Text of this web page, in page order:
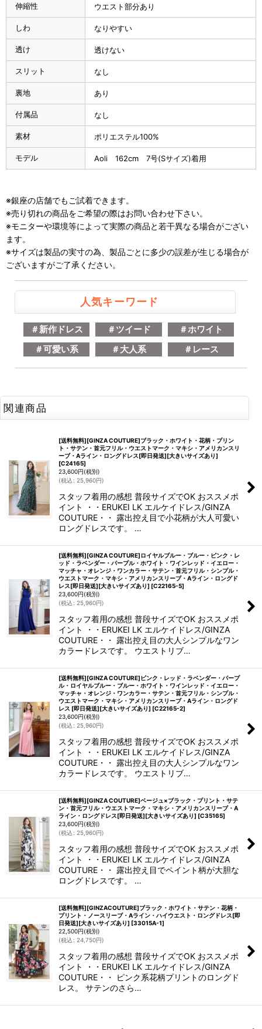
伸縮性 ウエスト部分あり
しわ なりやすい
透け 透けない
スリット なし
裏地 あり
付属品 なし
素材 ポリエステル100%
モデル Aoli 162cm 7号(Sサイズ)着用
※銀座の店舗でもご試着できます。
※売り切れの商品をご希望の際はお問い合わせ下さい。
※モニターや環境等によって実際の商品と若干異なる場合がござい
ます。
※サイズは製品の実寸の為、製品ごとに多少の誤差が生じる場合が
ございますがご了承ください。
人気キーワード
＃新作ドレス ＃ツイード
＃ホワイト
＃可愛い系
＃大人系 ＃レース
関連商品
[送料無料][GINZA COUTURE]ブラック・ホワイト・花柄・プリン
ト・サテン・首元フリル・ウエストマーク・マキシ・アメリカンスリ
ーブ・Aライン・ロングドレス[即日発送][大きいサイズあり]
[C24165]
23,600円(税別)
(税込 : 25,960円)
スタッフ着用の感想 普段サイズでOK おススメポ
イント ・・ERUKEI LK エルケイドレス/GINZA
COUTURE・・ 露出控え目で小花柄が大人可愛い
ロングドレスです。 …
[送料無料][GINZA COUTURE]ロイヤルブルー・ブルー・ピンク・レ
ッド・ラベンダー・パープル・ホワイト・ワインレッド・イエロー・
マッチャ・オレンジ・ワンカラー・サテン・首元フリル・シンプル・
ウエストマーク・マキシ・アメリカンスリーブ・Aライン・ロングド
レス[即日発送][大きいサイズあり] [C22165-5]
23,600円(税別)
(税込 : 25,960円)
スタッフ着用の感想 普段サイズでOK おススメポ
イント ・・ERUKEI LK エルケイドレス/GINZA
COUTURE・・ 露出控え目の大人シンプルなワン
カラードレスです。 ウエストリブ…
[送料無料][GINZA COUTURE]ピンク・レッド・ラベンダー・パープ
ル・ロイヤルブルー・ブルー・ホワイト・ワインレッド・イエロー・
マッチャ・オレンジ・ワンカラー・サテン・首元フリル・シンプル・
ウエストマーク・マキシ・アメリカンスリーブ・Aライン・ロングド
レス [即日発送][大きいサイズあり] [C22165-2]
23,600円(税別)
(税込 : 25,960円)
スタッフ着用の感想 普段サイズでOK おススメポ
イント ・・ERUKEI LK エルケイドレス/GINZA
COUTURE・・ 露出控え目の大人シンプルなワン
カラードレスです。 ウエストリブ…
[送料無料][GINZA COUTURE]ベージュ×ブラック・プリント・サテ
ン・首元フリル・ウエストマーク・マキシ・アメリカンスリーブ・A
ライン・ロングドレス[即日発送][大きいサイズあり] [C35165]
23,600円(税別)
(税込 : 25,960円)
スタッフ着用の感想 普段サイズでOK おススメポ
イント ・・ERUKEI LK エルケイドレス/GINZA
COUTURE・・ 露出控え目でペイント柄が大胆な
ロングドレスです。 …
[送料無料][GINZACOUTURE]ブラック・ホワイト・サテン・花柄・
プリント・ノースリーブ・Aライン・ハイウエスト・ロングドレス[即
日発送][大きいサイズあり] [33015A-1]
22,500円(税別)
(税込 : 24,750円)
スタッフ着用の感想 普段サイズでOK おススメポ
イント ・・ERUKEI LK エルケイドレス/GINZA
COUTURE・・ ピンク系花柄プリントのロングド
レス。 サテンのさら…